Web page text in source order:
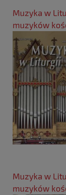
Muzyka w
muzyków
Muzyka w
muzyków